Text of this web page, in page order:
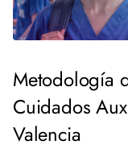
Metodología
Cuidados
Valencia